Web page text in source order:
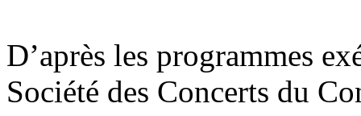
D’après les programmes
Société des Concerts du